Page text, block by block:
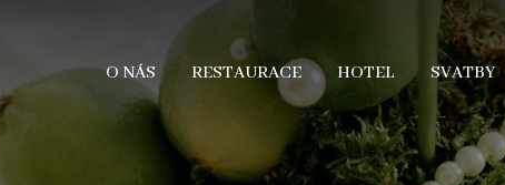
O NÁS RESTAURACE HOTEL SVATBY